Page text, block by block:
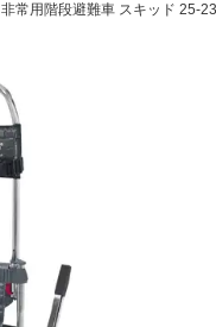
非常用階段避難車 スキッド 25-